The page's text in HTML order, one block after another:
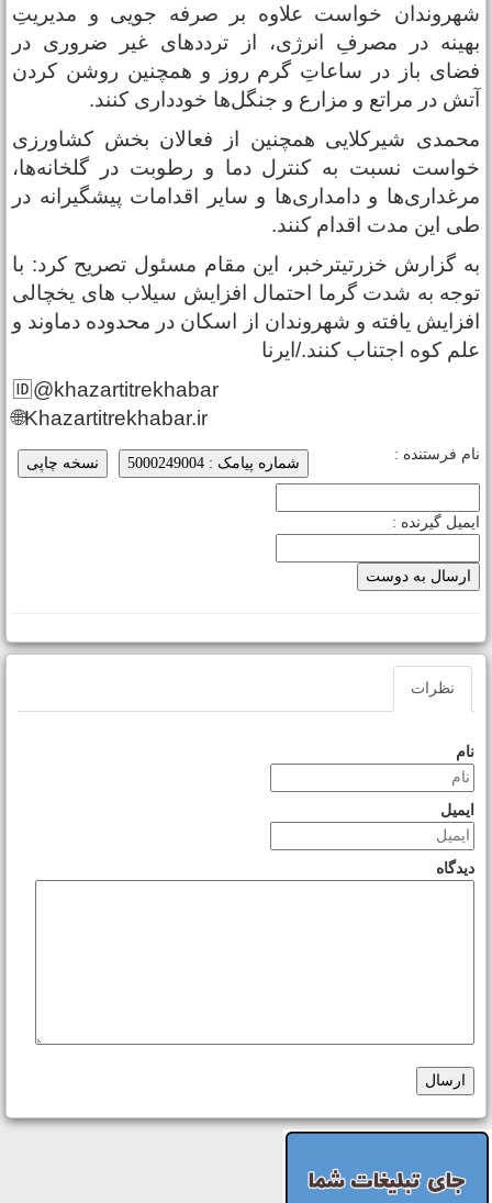
خواست علاوه بر صرفه جویی و مدیریتِ
در مصرفِ انرژی، از ترددهای غیر ضروری در
باز در ساعاتِ گرم روز و همچنین روشن کردن
در مراتع و مزارع و جنگل‌ها خودداری کنند.
شیرکلایی همچنین از فعالان بخش کشاورزی
نسبت به کنترل دما و رطوبت در گلخانه‌ها،
و دامداری‌ها و سایر اقدامات پیشگیرانه در
این مدت اقدام کنند.
گزارش خزرتیترخبر، این مقام مسئول تصریح کرد: با
به شدت گرما احتمال افزایش سیلاب های یخچالی
یافته و شهروندان از اسکان در محدوده دماوند و
کوه اجتناب کنند./ایرنا
🆔@khazartitrekhabar
🌐Khazartitrekhabar.ir
نسخه چاپی شماره پیامک : 5000249004
فرستنده :
گیرنده :
نظرات
نام
ایمیل
دیدگاه
ارسال